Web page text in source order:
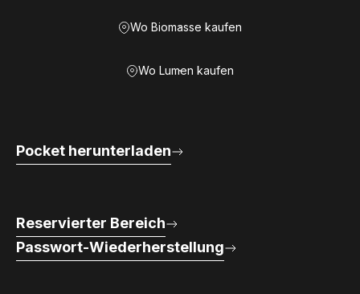
Wo Biomasse kaufen
Wo Lumen kaufen
Pocket herunterladen
Reservierter Bereich
Passwort-Wiederherstellung